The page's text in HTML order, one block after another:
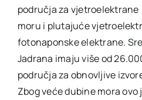
područja za
moru i plutajuće
fotonaponske elektrane.
Jadrana imaju više od
područja za obnovljive
Zbog veće dubine mora